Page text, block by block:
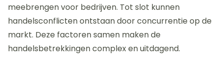
meebrengen voor bedrijven. Tot slot kunnen
handelsconflicten ontstaan door concurrentie op de
markt. Deze factoren samen maken de
handelsbetrekkingen complex en uitdagend.